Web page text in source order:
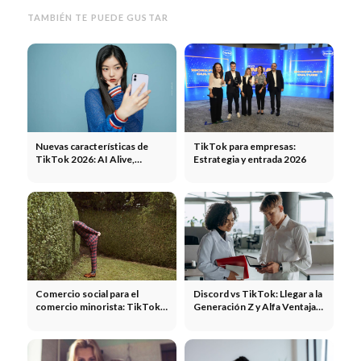
TAMBIÉN TE PUEDE GUSTAR
Nuevas características de
TikTok 2026: AI Alive,
Shop y pestaña de música.
TikTok para empresas:
Estrategia y entrada 2026
Comercio social para el
comercio minorista: TikTok
Discord vs TikTok: Llegar a la
Generación Z y Alfa Ventajas,